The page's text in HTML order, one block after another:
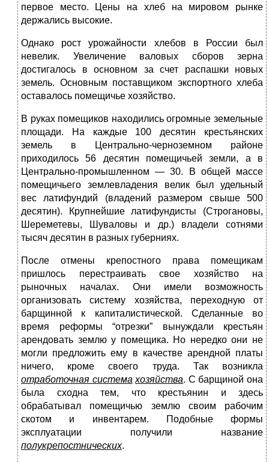
первое место. Цены на хлеб на мировом рынке
держались высокие.
Однако рост урожайности хлебов в России был
невелик. Увеличение валовых сборов зерна
достигалось в основном за счет распашки новых
земель. Основным поставщиком экспортного хлеба
оставалось помещичье хозяйство.
В руках помещиков находились огромные земельные
площади. На каждые 100 десятин крестьянских
земель в Центрально-черноземном районе
приходилось 56 десятин помещичьей земли, а в
Центрально-промышленном — 30. В общей массе
помещичьего землевладения велик был удельный
вес латифундий (владений размером свыше 500
десятин). Крупнейшие латифундисты (Строгановы,
Шереметевы, Шуваловы и др.) владели сотнями
тысяч десятин в разных губерниях.
После отмены крепостного права помещикам
пришлось перестраивать свое хозяйство на
рыночных началах. Они имели возможность
организовать систему хозяйства, переходную от
барщинной к капиталистической. Сделанные во
время реформы “отрезки” вынуждали крестьян
арендовать землю у помещика. Но нередко они не
могли предложить ему в качестве арендной платы
ничего, кроме своего труда. Так возникла
отработочная система хозяйства. С барщиной она
была сходна тем, что крестьянин и здесь
обрабатывал помещичью землю своим рабочим
скотом и инвентарем. Подобные формы
эксплуатации получили название
полукрепостнических.